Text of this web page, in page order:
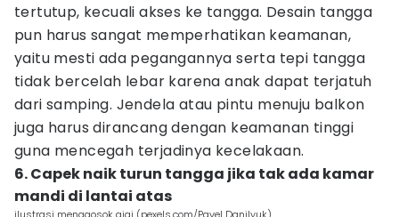
tertutup, kecuali akses ke tangga. Desain tangga
pun harus sangat memperhatikan keamanan,
yaitu mesti ada pegangannya serta tepi tangga
tidak bercelah lebar karena anak dapat terjatuh
dari samping. Jendela atau pintu menuju balkon
juga harus dirancang dengan keamanan tinggi
guna mencegah terjadinya kecelakaan.
6. Capek naik turun tangga jika tak ada kamar
mandi di lantai atas